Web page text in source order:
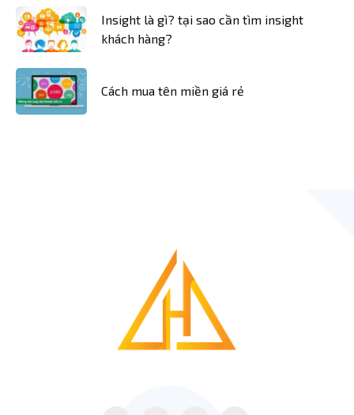
Insight là gì? tại sao cần tìm insight
khách hàng?
Cách mua tên miền giá rẻ